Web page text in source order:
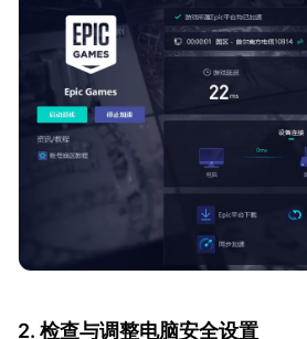
2. 检查与调整电脑安全设置